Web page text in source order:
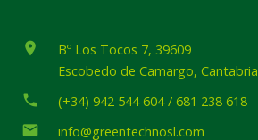
place
Bº Los Tocos 7, 39609
Escobedo de Camargo, Cantabria
phone (+34) 942 544 604 / 681 238 618
email info@greentechnosl.com